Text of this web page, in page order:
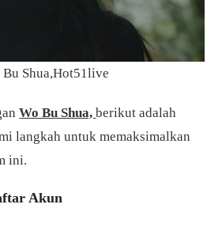
Bu Shua,Hot51live
Wo Bu Shua,berikut adalah
langkah untuk memaksimalkan
ini.
Akun